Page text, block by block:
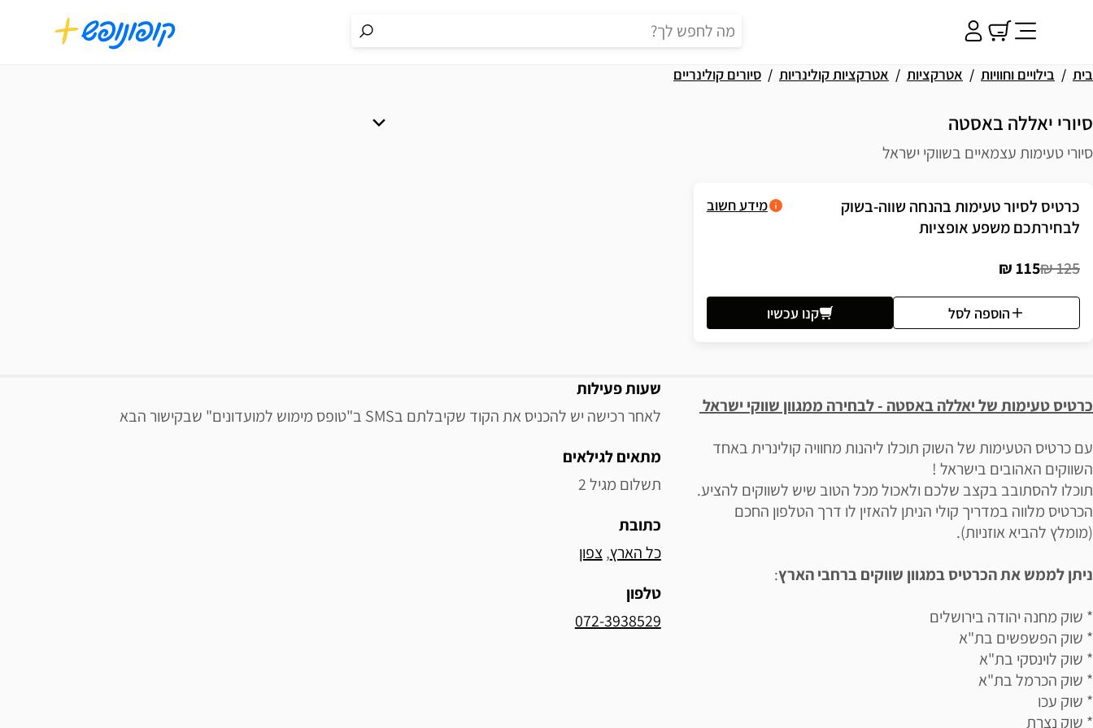
בית בילויים וחוויות אטרקציות אטרקציות קולינריות סיורים קולינריים
סיורי יאללה באסטה
סיורי טעימות עצמאיים בשווקי ישראל
אפשרויות רכישה
כרטיס לסיור טעימות בהנחה שווה-בשוק
לבחירתכם משפע אופציות
מידע חשוב
125 ₪
115 ₪
הוספה לסל קנו עכשיו
כרטיס טעימות של יאללה באסטה - לבחירה ממגוון שווקי ישראל
עם כרטיס הטעימות של השוק תוכלו ליהנות מחוויה קולינרית באחד
השווקים האהובים בישראל !
תוכלו להסתובב בקצב שלכם ולאכול מכל הטוב שיש לשווקים להציע.
הכרטיס מלווה במדריך קולי הניתן להאזין לו דרך הטלפון החכם
(מומלץ להביא אוזניות).
ניתן לממש את הכרטיס במגוון שווקים ברחבי הארץ:
* שוק מחנה יהודה בירושלים
* שוק הפשפשים בת"א
* שוק לוינסקי בת"א
* שוק הכרמל בת"א
* שוק עכו
* שוק נצרת
מידע נוסף
שעות פעילות
לאחר רכישה יש להכניס את הקוד שקיבלתם בSMS ב"טופס מימוש למועדונים" שבקישור הבא
מתאים לגילאים
תשלום מגיל 2
כתובת
כל הארץ, צפון
טלפון
072-3938529